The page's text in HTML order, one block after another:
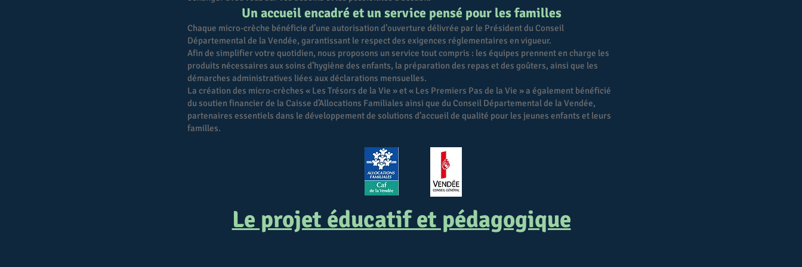
Un accueil encadré et un service pensé pour les familles
Chaque micro-crèche bénéficie d’une autorisation d’ouverture délivrée par le Président du Conseil
Départemental de la Vendée, garantissant le respect des exigences réglementaires en vigueur.
Afin de simplifier votre quotidien, nous proposons un service tout compris : les équipes prennent en charge les
produits nécessaires aux soins d’hygiène des enfants, la préparation des repas et des goûters, ainsi que les
démarches administratives liées aux déclarations mensuelles.
La création des micro-crèches « Les Trésors de la Vie » et « Les Premiers Pas de la Vie » a également bénéficié
du soutien financier de la Caisse d’Allocations Familiales ainsi que du Conseil Départemental de la Vendée,
partenaires essentiels dans le développement de solutions d’accueil de qualité pour les jeunes enfants et leurs
familles.
Le projet éducatif et pédagogique